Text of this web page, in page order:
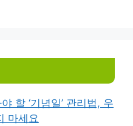
할 ‘기념일’ 관리법, 우
마세요